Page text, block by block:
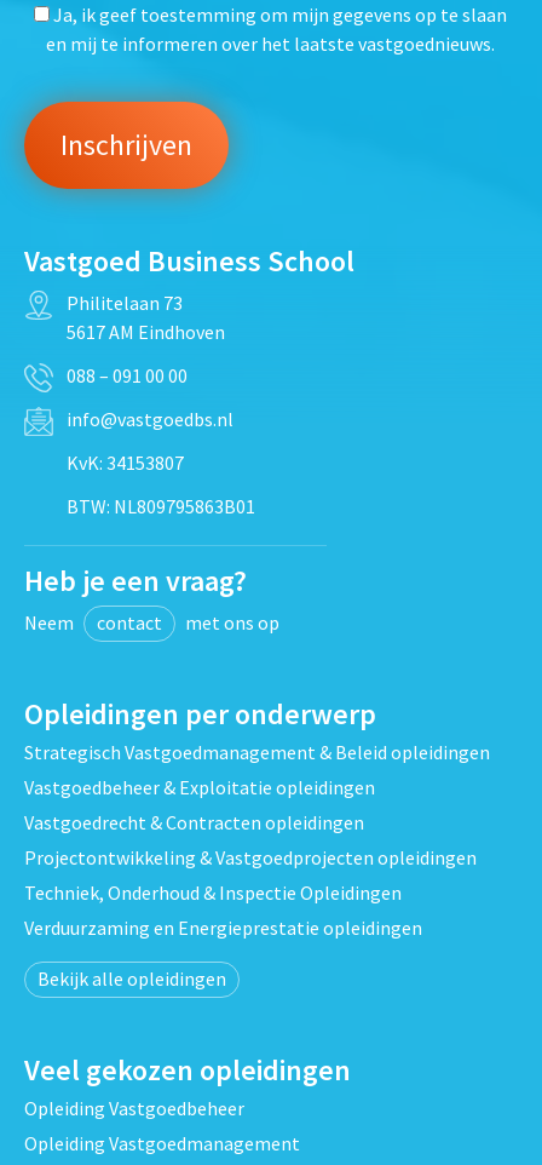
Ja, ik geef toestemming om mijn gegevens op te slaan
en mij te informeren over het laatste vastgoednieuws.
Vastgoed Business School
Philitelaan 73
5617 AM Eindhoven
088 – 091 00 00
info@vastgoedbs.nl
KvK: 34153807
BTW: NL809795863B01
Heb je een vraag?
Neem contact met ons op
Opleidingen per onderwerp
Strategisch Vastgoedmanagement & Beleid opleidingen
Vastgoedbeheer & Exploitatie opleidingen
Vastgoedrecht & Contracten opleidingen
Projectontwikkeling & Vastgoedprojecten opleidingen
Techniek, Onderhoud & Inspectie Opleidingen
Verduurzaming en Energieprestatie opleidingen
Bekijk alle opleidingen
Veel gekozen opleidingen
Opleiding Vastgoedbeheer
Opleiding Vastgoedmanagement